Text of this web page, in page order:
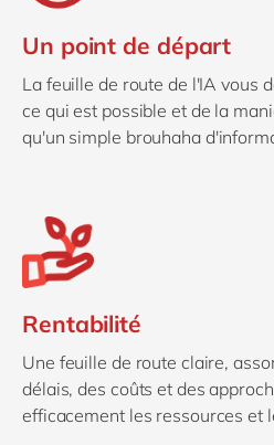
Un point de départ
La feuille de route de l'IA vous
ce qui est possible et de la
qu'un simple brouhaha
Rentabilité
Une feuille de route claire,
délais, des coûts et des
efficacement les ressources et